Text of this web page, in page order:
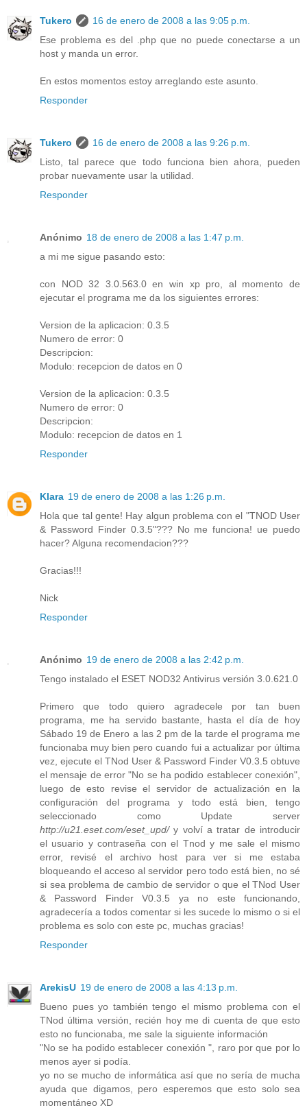
Tukero
16 de enero de 2008 a las 9:05 p.m.
Ese problema es del .php que no puede conectarse a un
host y manda un error.
En estos momentos estoy arreglando este asunto.
Responder
Tukero
16 de enero de 2008 a las 9:26 p.m.
Listo, tal parece que todo funciona bien ahora, pueden
probar nuevamente usar la utilidad.
Responder
Anónimo 18 de enero de 2008 a las 1:47 p.m.
a mi me sigue pasando esto:
con NOD 32 3.0.563.0 en win xp pro, al momento de
ejecutar el programa me da los siguientes errores:
Version de la aplicacion: 0.3.5
Numero de error: 0
Descripcion:
Modulo: recepcion de datos en 0
Version de la aplicacion: 0.3.5
Numero de error: 0
Descripcion:
Modulo: recepcion de datos en 1
Responder
Klara 19 de enero de 2008 a las 1:26 p.m.
Hola que tal gente! Hay algun problema con el "TNOD User
& Password Finder 0.3.5"??? No me funciona! ue puedo
hacer? Alguna recomendacion???
Gracias!!!
Nick
Responder
Anónimo 19 de enero de 2008 a las 2:42 p.m.
Tengo instalado el ESET NOD32 Antivirus versión 3.0.621.0
Primero que todo quiero agradecele por tan buen
programa, me ha servido bastante, hasta el día de hoy
Sábado 19 de Enero a las 2 pm de la tarde el programa me
funcionaba muy bien pero cuando fui a actualizar por última
vez, ejecute el TNod User & Password Finder V0.3.5 obtuve
el mensaje de error "No se ha podido establecer conexión",
luego de esto revise el servidor de actualización en la
configuración del programa y todo está bien, tengo
seleccionado como Update server
http://u21.eset.com/eset_upd/y volví a tratar de introducir
el usuario y contraseña con el Tnod y me sale el mismo
error, revisé el archivo host para ver si me estaba
bloqueando el acceso al servidor pero todo está bien, no sé
si sea problema de cambio de servidor o que el TNod User
& Password Finder V0.3.5 ya no este funcionando,
agradecería a todos comentar si les sucede lo mismo o si el
problema es solo con este pc, muchas gracias!
Responder
ArekisU 19 de enero de 2008 a las 4:13 p.m.
Bueno pues yo también tengo el mismo problema con el
TNod última versión, recién hoy me di cuenta de que esto
esto no funcionaba, me sale la siguiente información
"No se ha podido establecer conexión ", raro por que por lo
menos ayer si podía.
yo no se mucho de informática así que no sería de mucha
ayuda que digamos, pero esperemos que esto solo sea
momentáneo XD